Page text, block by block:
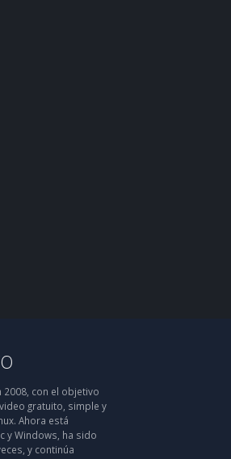
con el objetivo
gratuito, simple y
Ahora está
y Windows, ha sido
y continúa